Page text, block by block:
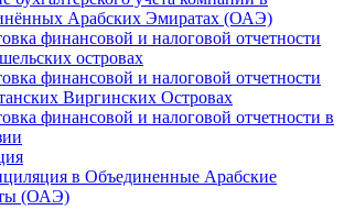
Арабских Эмиратах (ОАЭ)
финансовой и налоговой отчетности
островах
финансовой и налоговой отчетности
Виргинских Островах
финансовой и налоговой отчетности в
в Объединенные Арабские
(ОАЭ)